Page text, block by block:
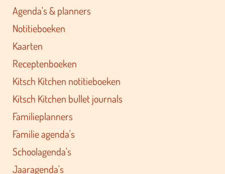
Agenda's & planners
Notitieboeken
Kaarten
Receptenboeken
Kitsch Kitchen notitieboeken
Kitsch Kitchen bullet journals
Familieplanners
Familie agenda's
Schoolagenda's
Jaaragenda's